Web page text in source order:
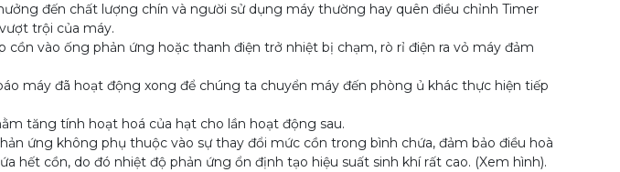
đến chất lượng chín và người sử dụng máy thường hay quên điều chỉnh Timer
trội của máy.
vào ống phản ứng hoặc thanh điện trở nhiệt bị chạm, rò rỉ điện ra vỏ máy đảm
máy đã hoạt động xong để chúng ta chuyển máy đến phòng ủ khác thực hiện tiếp
tăng tính hoạt hoá của hạt cho lần hoạt động sau.
ứng không phụ thuộc vào sự thay đổi mức cồn trong bình chứa, đảm bảo điều hoà
cồn, do đó nhiệt độ phản ứng ổn định tạo hiệu suất sinh khí rất cao. (Xem hình).